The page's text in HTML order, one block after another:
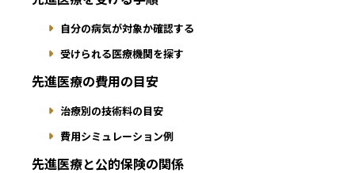
自分の病気が対象か確認する
受けられる医療機関を探す
先進医療の費用の目安
治療別の技術料の目安
費用シミュレーション例
先進医療と公的保険の関係